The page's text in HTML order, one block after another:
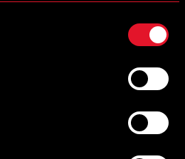
en blijf op de hoogte!